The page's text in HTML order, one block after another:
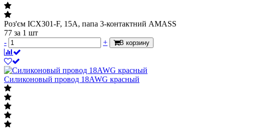
Роз'єм ICX301-F, 15A, папа 3-контактний AMASS
77 за 1 шт
-
+ В корзину
Силиконовый провод 18AWG красный